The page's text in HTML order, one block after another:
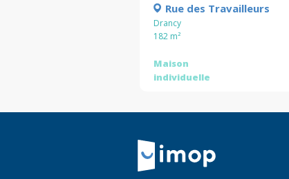
Rue des Travailleurs
Drancy
182 m²
Maison
individuelle
Retour à la navigation principale